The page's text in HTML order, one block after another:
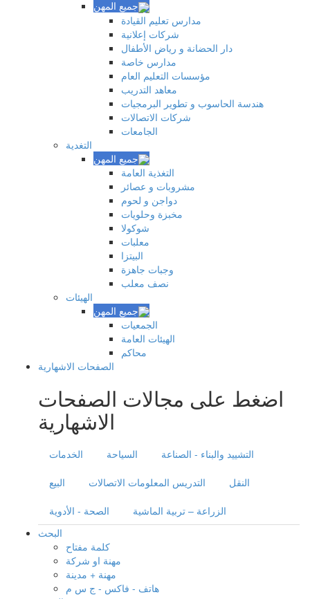
مدارس تعليم القيادة
شركات إعلانية
دار الحضانة و رياض الأطفال
مدارس خاصة
مؤسسات التعليم العام
معاهد التدريب
هندسة الحاسوب و تطوير البرمجيات
شركات الاتصالات
الجامعات
التغدية
التغذية العامة
مشروبات و عصائر
دواجن و لحوم
مخبزة وحلويات
شوكولا
معلبات
البيتزا
وجبات جاهزة
نصف معلب
الهيئات
الجمعيات
الهيئات العامة
محاكم
الصفحات الاشهارية
اضغط على مجالات الصفحات
الاشهارية
الخدمات السياحة التشييد والبناء - الصناعة
البيع التدريس المعلومات الاتصالات النقل
الصحة - الأدوية
الزراعة – تربية الماشية
البحث
كلمة مفتاح
مهنة او شركة
مهنة + مدينة
هاتف - فاكس - ج س م